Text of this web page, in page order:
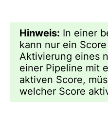
Hinweis: In einer
kann nur ein
Aktivierung eines
einer Pipeline mit
aktiven Score,
welcher Score